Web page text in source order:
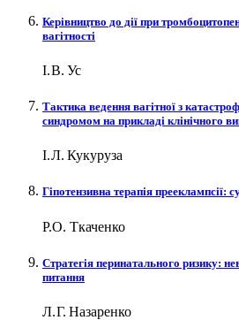
Керівництво до дії при
вагітності
І. В. Ус
Тактика ведення вагітної з
синдромом на прикладі клінічного
І. Л. Кукуруза
Гіпотензивна терапія прееклампсії:
Р.О. Ткаченко
Стратегія перинатального ризику:
питання
Л. Г. Назаренко